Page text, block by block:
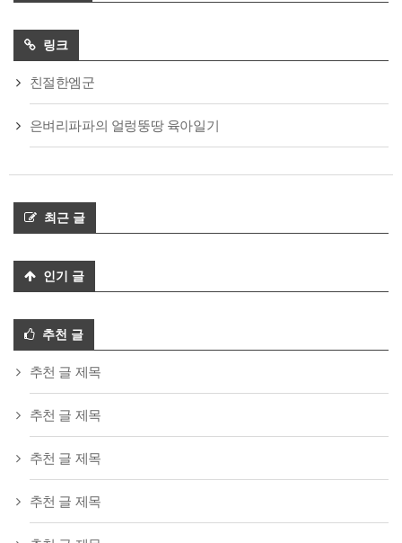
링크
친절한엠군
은벼리파파의 얼렁뚱땅 육아일기
최근 글
인기 글
추천 글
추천 글 제목
추천 글 제목
추천 글 제목
추천 글 제목